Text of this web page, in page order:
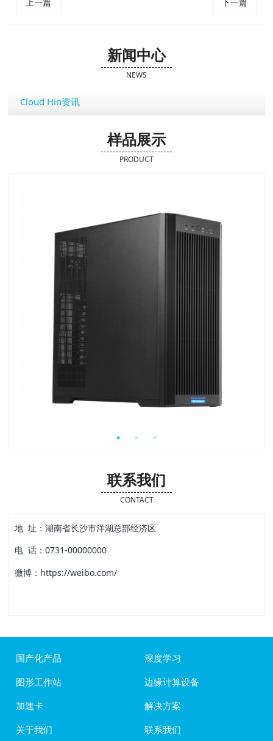
新闻中心
NEWS
Cloud Hin资讯
样品展示
PRODUCT
联系我们
CONTACT
地 址：湖南省长沙市洋湖总部经济区
电 话：0731-00000000
微博：https://weibo.com/
国产化产品
深度学习
图形工作站
边缘计算设备
加速卡
解决方案
关于我们
联系我们